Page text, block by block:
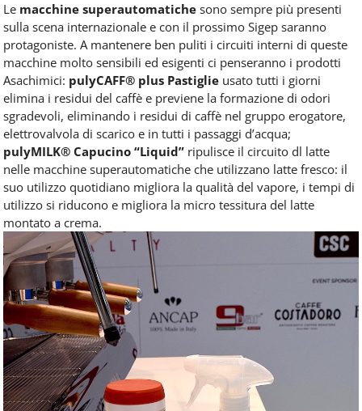
Le macchine superautomatiche sono sempre più presenti
sulla scena internazionale e con il prossimo Sigep saranno
protagoniste. A mantenere ben puliti i circuiti interni di queste
macchine molto sensibili ed esigenti ci penseranno i prodotti
Asachimici: pulyCAFF® plus Pastiglie usato tutti i giorni
elimina i residui del caffè e previene la formazione di odori
sgradevoli, eliminando i residui di caffè nel gruppo erogatore,
elettrovalvola di scarico e in tutti i passaggi d’acqua;
pulyMILK® Capucino “Liquid” ripulisce il circuito dl latte
nelle macchine superautomatiche che utilizzano latte fresco: il
suo utilizzo quotidiano migliora la qualità del vapore, i tempi di
utilizzo si riducono e migliora la micro tessitura del latte
montato a crema.